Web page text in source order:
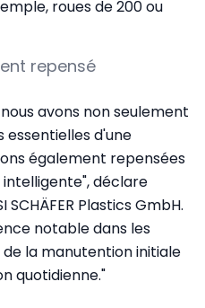
roues de 200 ou
repensé
avons non seulement
d'une
également repensées
déclare
SCHÄFER Plastics GmbH.
notable dans les
la manutention initiale
quotidienne."